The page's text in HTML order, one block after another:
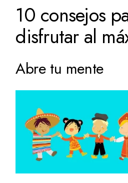
10 consejos
disfrutar al
Abre tu mente